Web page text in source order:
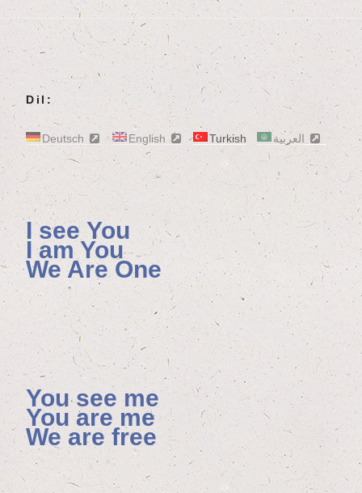
Dil:
Deutsch English Turkish العربية
I see You
I am You
We Are One
You see me
You are me
We are free